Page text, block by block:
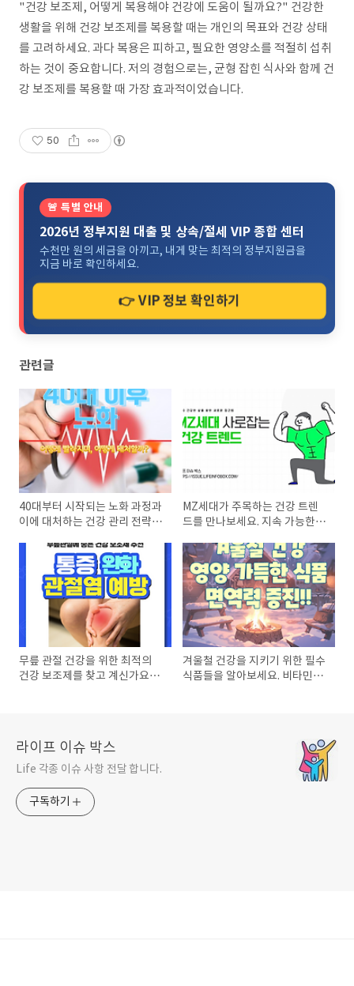
"건강 보조제, 어떻게 복용해야 건강에 도움이 될까요?" 건강한
생활을 위해 건강 보조제를 복용할 때는 개인의 목표와 건강 상태
를 고려하세요. 과다 복용은 피하고, 필요한 영양소를 적절히 섭취
하는 것이 중요합니다. 저의 경험으로는, 균형 잡힌 식사와 함께 건
강 보조제를 복용할 때 가장 효과적이었습니다.
50
🚨 특별 안내
2026년 정부지원 대출 및 상속/절세 VIP 종합 센터
수천만 원의 세금을 아끼고, 내게 맞는 최적의 정부지원금을
지금 바로 확인하세요.
👉 VIP 정보 확인하기
관련글
40대부터 시작되는 노화 과정과
이에 대처하는 건강 관리 전략을
강 관리, 의학적 조언, 사회적 지
원의 중요성을 알아보세요. 건강
하고 활기찬 중년을 위한 필..
MZ세대가 주목하는 건강 트렌
드를 만나보세요. 지속 가능한
강에 대한 새로운 접근으로 MZ
세대의 건강한 생활을 탐구합니
다. 웰니스와 테크놀로지가 만나
는 지..
무릎 관절 건강을 위한 최적의
건강 보조제를 찾고 계신가요?
공..
겨울철 건강을 지키기 위한 필수
식품들을 알아보세요. 비타민이
라이프 이슈 박스
Life 각종 이슈 사항 전달 합니다.
구독하기